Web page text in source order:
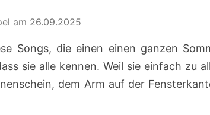
am 26.09.2025
Songs, die einen einen ganzen
sie alle kennen. Weil sie einfach zu
dem Arm auf der